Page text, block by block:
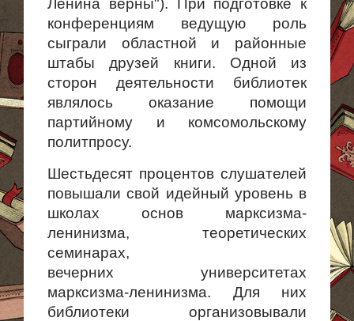
Ленина верны"). При подготовке к
конференциям ведущую роль
сыграли областной и районные
штабы друзей книги. Одной из
сторон деятельности библиотек
являлось оказание помощи
партийному и комсомольскому
политпросу.
Шестьдесят процентов слушателей
повышали свой идейный уровень в
школах основ марксизма-
ленинизма, теоретических
семинарах,
вечерних университетах
марксизма-ленинизма. Для них
библиотеки организовывали